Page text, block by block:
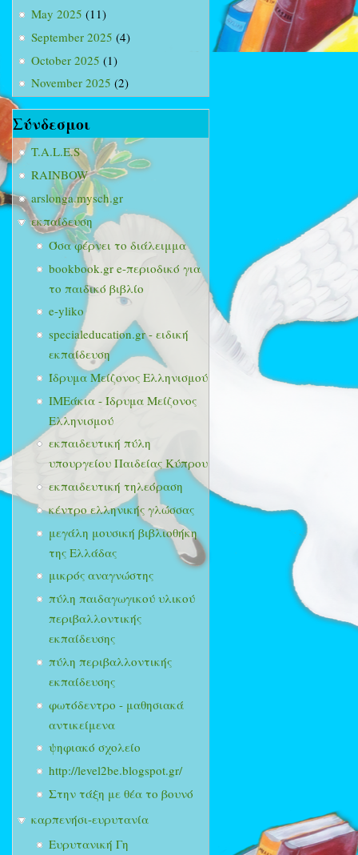
May 2025 (11)
September 2025 (4)
October 2025 (1)
November 2025 (2)
Σύνδεσμοι
T.A.L.E.S
RAINBOW
arslonga.mysch.gr
εκπαίδευση
Όσα φέρνει το διάλειμμα
bookbook.gr e-περιοδικό για
το παιδικό βιβλίο
e-yliko
specialeducation.gr - ειδική
εκπαίδευση
Ίδρυμα Μείζονος Ελληνισμού
ΙΜΕάκια - Ίδρυμα Μείζονος
Ελληνισμού
εκπαιδευτική πύλη
υπουργείου Παιδείας Κύπρου
εκπαιδευτική τηλεόραση
κέντρο ελληνικής γλώσσας
μεγάλη μουσική βιβλιοθήκη
της Ελλάδας
μικρός αναγνώστης
πύλη παιδαγωγικού υλικού
περιβαλλοντικής
εκπαίδευσης
πύλη περιβαλλοντικής
εκπαίδευσης
φωτόδεντρο - μαθησιακά
αντικείμενα
ψηφιακό σχολείο
http://level2be.blogspot.gr/
Στην τάξη με θέα το βουνό
καρπενήσι-ευρυτανία
Ευρυτανική Γη